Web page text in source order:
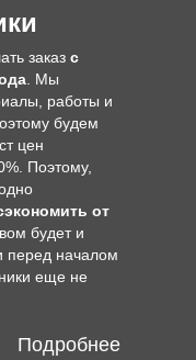
заказ с
. Мы
работы и
будем
цен
Поэтому,
от
будет и
перед началом
еще не
Подробнее